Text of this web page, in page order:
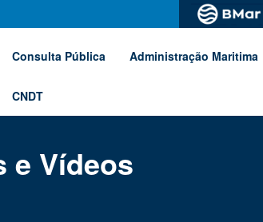
Consulta Pública Administração Maritima
CNDT
e Vídeos